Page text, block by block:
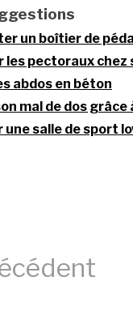
un boîtier de
les pectoraux chez
abdos en béton
mal de dos grâce
une salle de sport